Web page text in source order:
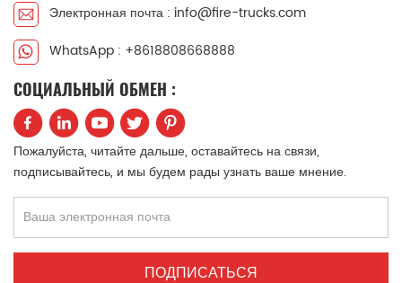
Электронная почта : info@fire-trucks.com
WhatsApp : +8618808668888
СОЦИАЛЬНЫЙ ОБМЕН :
Пожалуйста, читайте дальше, оставайтесь на связи,
подписывайтесь, и мы будем рады узнать ваше мнение.